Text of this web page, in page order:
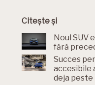
Citește și
Noul SUV
fără
Succes
accesibile
deja peste